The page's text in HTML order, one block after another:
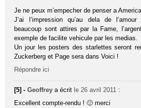
Je ne peux m’empecher de penser a
J’ai l’impression qu’au dela de
beaucoup sont attires par la Fame,
exemple de facilite vehicule par les medias.
Un jour les posters des starlettes seront
Zuckerberg et Page sera dans Voici !
Répondre ici
[5] -Geoffrey a écrit le 26 avril 2011 :
Excellent compte-rendu ! 🙂 merci